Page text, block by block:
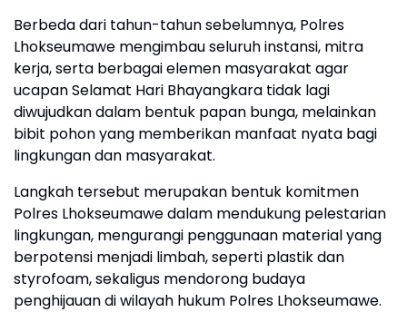
Berbeda dari tahun-tahun sebelumnya, Polres
Lhokseumawe mengimbau seluruh instansi, mitra
kerja, serta berbagai elemen masyarakat agar
ucapan Selamat Hari Bhayangkara tidak lagi
diwujudkan dalam bentuk papan bunga, melainkan
bibit pohon yang memberikan manfaat nyata bagi
lingkungan dan masyarakat.
Langkah tersebut merupakan bentuk komitmen
Polres Lhokseumawe dalam mendukung pelestarian
lingkungan, mengurangi penggunaan material yang
berpotensi menjadi limbah, seperti plastik dan
styrofoam, sekaligus mendorong budaya
penghijauan di wilayah hukum Polres Lhokseumawe.